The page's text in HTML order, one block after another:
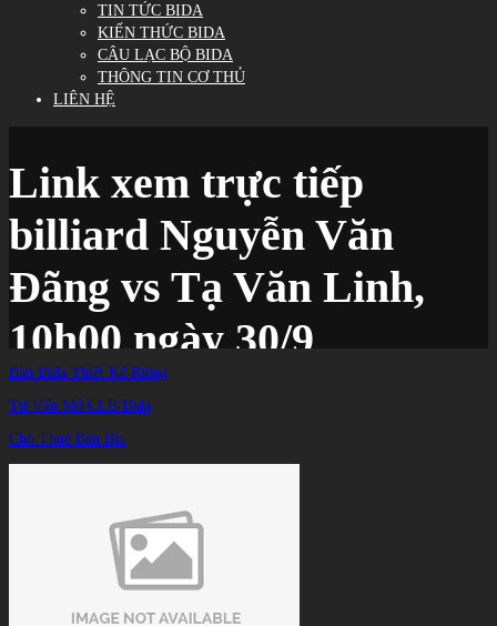
TIN TỨC BIDA
KIẾN THỨC BIDA
CÂU LẠC BỘ BIDA
THÔNG TIN CƠ THỦ
LIÊN HỆ
Link xem trực tiếp
billiard Nguyễn Văn
Đãng vs Tạ Văn Linh,
10h00 ngày 30/9
TIN TỨC /
Bàn Bida Thiết Kế Riêng
Tư Vấn Mở CLB Bida
Cho Thuê Bàn Bia